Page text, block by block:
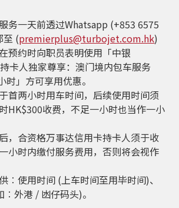
务一天前透过Whatsapp (+853 6575
至 (premierplus@turbojet.com.hk)
预约时向职员表明使用「中银
卡人独家尊享：澳门境内包车服务
时」方可享用优惠。
首两小时用车时间，后续使用时间须
HK$300收费，不足一小时也当作一小
，合资格万事达信用卡持卡人须于收
小时内缴付服务费用，否则将会视作
︰使用时间 (上车时间至用毕时间)、
︰外港 / 凼仔码头)。